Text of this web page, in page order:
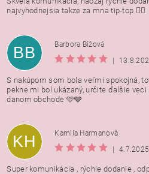
najvyhodnejsia takze za mna tip-top 👍🏻
BB
Barbora Bížová
|
S nakúpom som bola veľmi spokojná,
pekne mi bol ukázaný, určite ďalšie
danom obchode 🩵🩶
KH
Kamila Harmanovà
|
4.7.2025
Super komunikácia , rýchle dodanie ,